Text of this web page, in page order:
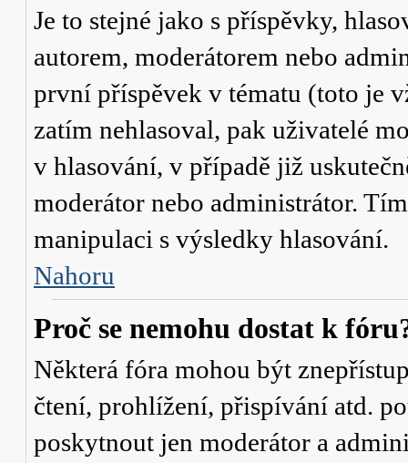
Je to stejné jako s příspěvky,
autorem, moderátorem nebo
první příspěvek v tématu (toto je
zatím nehlasoval, pak uživatelé
v hlasování, v případě již
moderátor nebo administrátor.
manipulaci s výsledky hlasování.
Nahoru
Proč se nemohu dostat k
Některá fóra mohou být
čtení, prohlížení, přispívání atd.
poskytnout jen moderátor a